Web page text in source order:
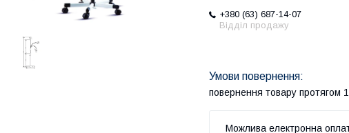
+380 (63) 687-14-07
Відділ продажу
повернення товару протягом